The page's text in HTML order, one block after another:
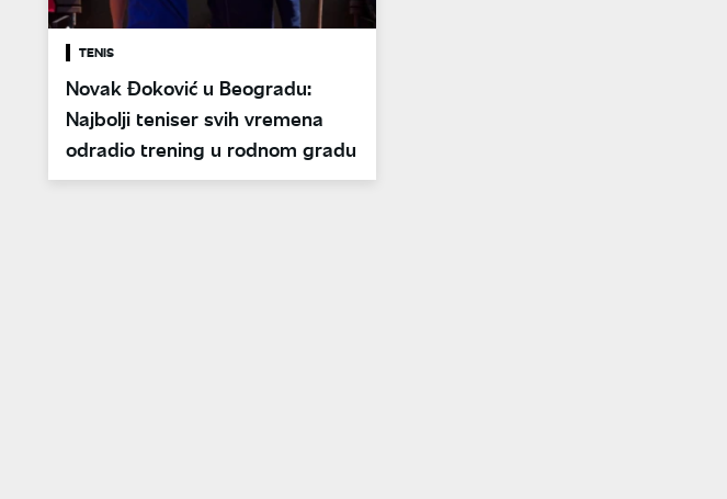
TENIS
Novak Đoković u Beogradu:
Najbolji teniser svih vremena
odradio trening u rodnom gradu